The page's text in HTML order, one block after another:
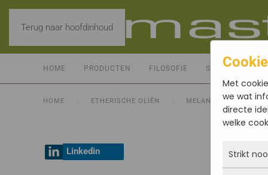
Terug naar hoofdinhoud
HOME PRODUCTEN FILOSOFIE SERVICE
HOME ETHERISCHE OLIËN MELANGES
Linkedin
Met
we wat
directe
welke
Strikt